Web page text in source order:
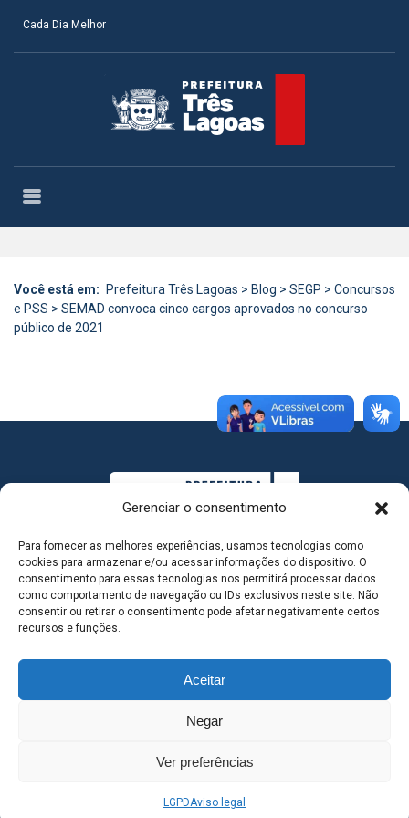
Gerenciar o consentimento
Para fornecer as melhores experiências, usamos tecnologias como
cookies para armazenar e/ou acessar informações do dispositivo. O
consentimento para essas tecnologias nos permitirá processar dados
como comportamento de navegação ou IDs exclusivos neste site. Não
consentir ou retirar o consentimento pode afetar negativamente certos
recursos e funções.
Aceitar
Negar
Ver preferências
LGPDAviso legal
Cada Dia Melhor
Você está em: Prefeitura Três Lagoas > Blog > SEGP > Concursos
e PSS > SEMAD convoca cinco cargos aprovados no concurso
público de 2021
MAPA DO SITE
SEDE DO ADMINISTRATIVO MUNICIPAL - Avenida